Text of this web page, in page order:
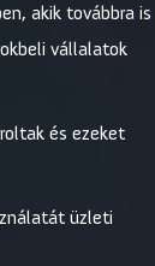
akik továbbra is
vállalatok
és ezeket
üzleti